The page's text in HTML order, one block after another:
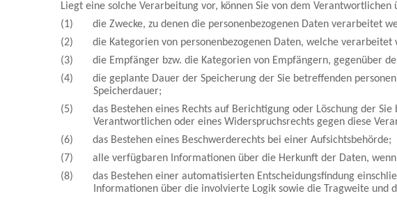
Liegt eine solche Verarbeitung vor, können Sie von dem
(1) die Zwecke, zu denen die personenbezogenen Daten verarbeitet
(2) die Kategorien von personenbezogenen Daten, welche verarbeitet
(3) die Empfänger bzw. die Kategorien von Empfängern, gegenüber
(4) die geplante Dauer der Speicherung der Sie betreffenden
Speicherdauer;
(5) das Bestehen eines Rechts auf Berichtigung oder Löschung der Sie
Verantwortlichen oder eines Widerspruchsrechts gegen diese
(6) das Bestehen eines Beschwerderechts bei einer Aufsichtsbehörde;
(7) alle verfügbaren Informationen über die Herkunft der Daten, wenn
(8) das Bestehen einer automatisierten Entscheidungsfindung
Informationen über die involvierte Logik sowie die Tragweite